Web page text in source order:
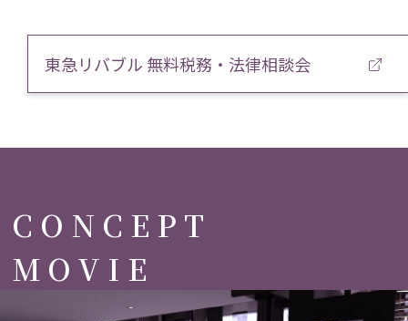
東急リバブル 無料税務・法律相談会
CONCEPT
MOVIE